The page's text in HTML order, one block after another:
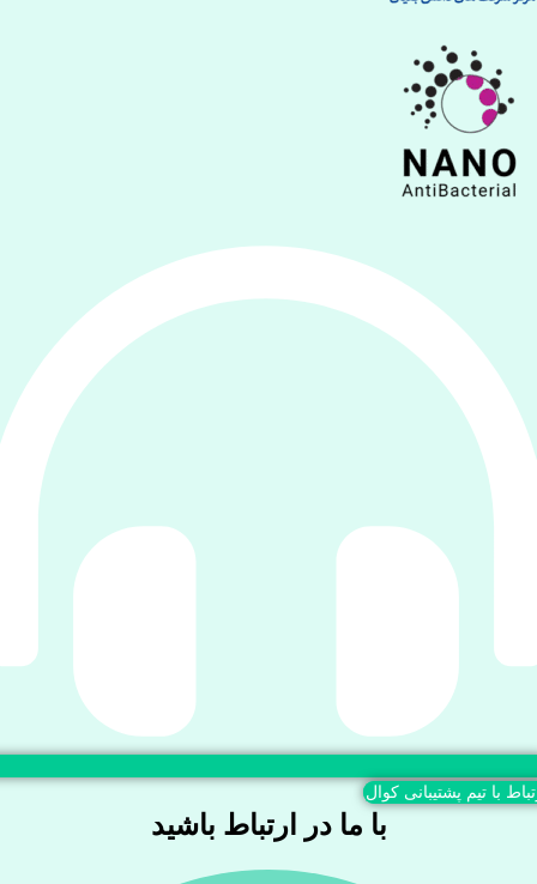
با تیم پشتیبانی کوال
با ما در ارتباط باشید